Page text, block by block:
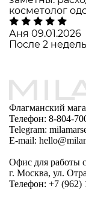
косметолог
Аня 09.01.2026
После 2
Флагманский
Телефон: 8-804-
Telegram:
E-mail:
Офис для работы
г. Москва, ул.
Телефон: +7 (962)